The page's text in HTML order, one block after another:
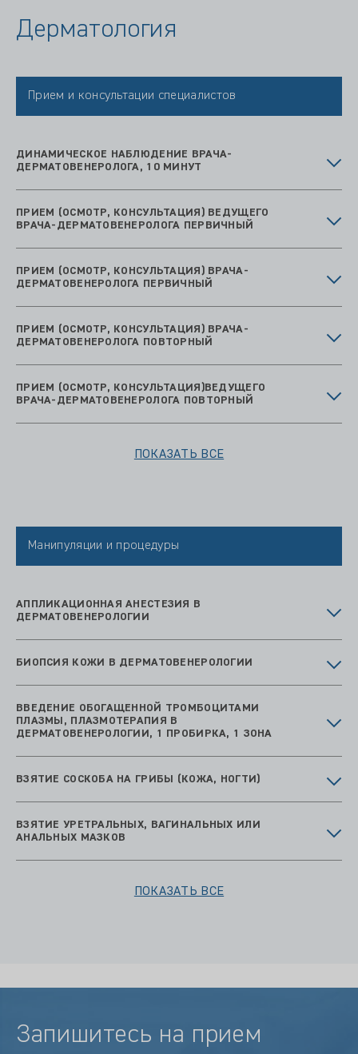
Дерматология
Прием и консультации специалистов
ДИНАМИЧЕСКОЕ НАБЛЮДЕНИЕ ВРАЧА-
ДЕРМАТОВЕНЕРОЛОГА, 10 МИНУТ
ПРИЕМ (ОСМОТР, КОНСУЛЬТАЦИЯ) ВЕДУЩЕГО
ВРАЧА-ДЕРМАТОВЕНЕРОЛОГА ПЕРВИЧНЫЙ
ПРИЕМ (ОСМОТР, КОНСУЛЬТАЦИЯ) ВРАЧА-
ДЕРМАТОВЕНЕРОЛОГА ПЕРВИЧНЫЙ
ПРИЕМ (ОСМОТР, КОНСУЛЬТАЦИЯ) ВРАЧА-
ДЕРМАТОВЕНЕРОЛОГА ПОВТОРНЫЙ
ПРИЕМ (ОСМОТР, КОНСУЛЬТАЦИЯ)ВЕДУЩЕГО
ВРАЧА-ДЕРМАТОВЕНЕРОЛОГА ПОВТОРНЫЙ
ПОКАЗАТЬ ВСЕ
Манипуляции и процедуры
АППЛИКАЦИОННАЯ АНЕСТЕЗИЯ В
ДЕРМАТОВЕНЕРОЛОГИИ
БИОПСИЯ КОЖИ В ДЕРМАТОВЕНЕРОЛОГИИ
ВВЕДЕНИЕ ОБОГАЩЕННОЙ ТРОМБОЦИТАМИ
ПЛАЗМЫ, ПЛАЗМОТЕРАПИЯ В
ДЕРМАТОВЕНЕРОЛОГИИ, 1 ПРОБИРКА, 1 ЗОНА
ВЗЯТИЕ СОСКОБА НА ГРИБЫ (КОЖА, НОГТИ)
ВЗЯТИЕ УРЕТРАЛЬНЫХ, ВАГИНАЛЬНЫХ ИЛИ
АНАЛЬНЫХ МАЗКОВ
ПОКАЗАТЬ ВСЕ
Запишитесь на прием